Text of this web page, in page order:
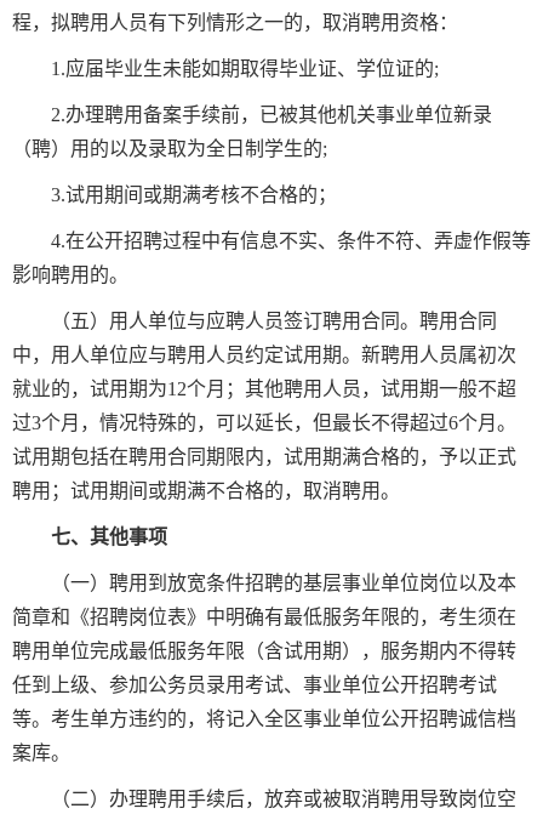
程，拟聘用人员有下列情形之一的，取消聘用资格：
1.应届毕业生未能如期取得毕业证、学位证的;
2.办理聘用备案手续前，已被其他机关事业单位新录
（聘）用的以及录取为全日制学生的;
3.试用期间或期满考核不合格的；
4.在公开招聘过程中有信息不实、条件不符、弄虚作假等
影响聘用的。
（五）用人单位与应聘人员签订聘用合同。聘用合同
中，用人单位应与聘用人员约定试用期。新聘用人员属初次
就业的，试用期为12个月；其他聘用人员，试用期一般不超
过3个月，情况特殊的，可以延长，但最长不得超过6个月。
试用期包括在聘用合同期限内，试用期满合格的，予以正式
聘用；试用期间或期满不合格的，取消聘用。
七、其他事项
（一）聘用到放宽条件招聘的基层事业单位岗位以及本
简章和《招聘岗位表》中明确有最低服务年限的，考生须在
聘用单位完成最低服务年限（含试用期），服务期内不得转
任到上级、参加公务员录用考试、事业单位公开招聘考试
等。考生单方违约的，将记入全区事业单位公开招聘诚信档
案库。
（二）办理聘用手续后，放弃或被取消聘用导致岗位空